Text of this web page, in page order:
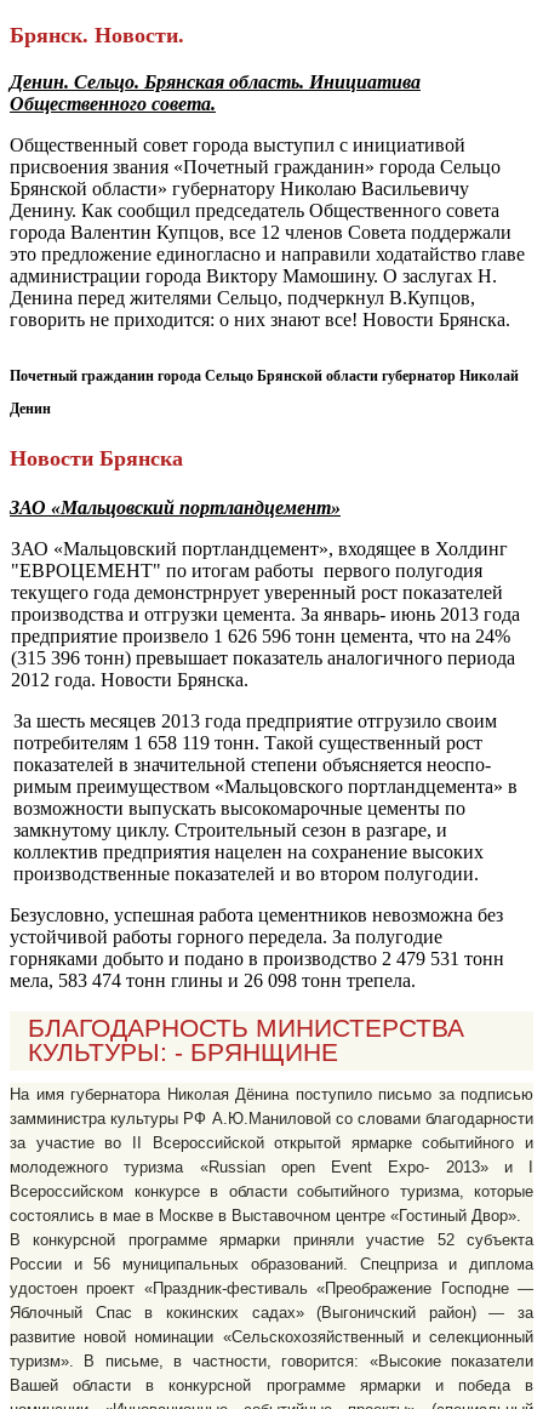
Брянск. Новости.
Денин. Сельцо. Брянская область. Инициатива
Общественного совета.
Общественный совет города выступил с инициативой
присвоения звания «Почетный гражданин» города Сельцо
Брянской области» губернатору Николаю Васильевичу
Денину. Как сообщил председатель Общественного совета
города Валентин Купцов, все 12 членов Совета поддержали
это предложение единогласно и направили ходатайство главе
администрации города Виктору Мамошину. О заслугах Н.
Денина перед жителями Сельцо, подчеркнул В.Купцов,
говорить не приходится: о них знают все! Новости Брянска.
Почетный гражданин города Сельцо Брянской области губернатор Николай
Денин
Новости Брянска
ЗАО «Мальцовский порт­ландцемент»
ЗАО «Мальцовский порт­ландцемент», входящее в Хол­динг
"ЕВРОЦЕМЕНТ" по итогам работы первого полугодия
текущего года демонстрнрует уверенный рост показателей
производства и отгрузки цемента. За январь- июнь 2013 года
предприятие произвело 1 626 596 тонн це­мента, что на 24%
(315 396 тонн) превышает показатель аналогичного периода
2012 года. Новости Брянска.
За шесть месяцев 2013 года предприятие отгрузило своим
потребителям 1 658 119 тонн. Такой существенный рост
показателей в значительной степени объясняется неоспо­
римым преимуществом «Мальцовского портландцемента» в
возможности выпускать высоко­марочные цементы по
замкнуто­му циклу. Строительный сезон в разгаре, и
коллектив пред­приятия нацелен на сохране­ние высоких
производственные показателей и во втором полу­годии.
Безусловно, успешная рабо­та цементников невозможна без
устойчивой работы горного пе­редела. За полугодие
горняками добыто и подано в производство 2 479 531 тонн
мела, 583 474 тонн глины и 26 098 тонн трепела.
БЛАГОДАРНОСТЬ МИНИСТЕРСТВА
КУЛЬТУРЫ: - БРЯНЩИНЕ
На имя губернатора Николая Дёнина поступило письмо за подписью
замминистра культуры РФ А.Ю.Маниловой со словами благодарности
за участие во II Всероссийской открытой ярмарке событийного и
молодежного туризма «Russian open Event Expo- 2013» и I
Всероссийском конкурсе в области событийного туризма, которые
состоялись в мае в Москве в Выставочном центре «Гостиный Двор».
В конкурсной программе ярмарки приняли участие 52 субъекта
России и 56 муниципальных образований. Спецприза и диплома
удостоен проект «Праздник-фестиваль «Преображение Господне —
Яблочный Спас в кокинских садах» (Выгоничский район) — за
развитие новой номинации «Сельскохозяйственный и селекционный
туризм». В письме, в частности, говорится: «Высокие показатели
Вашей области в конкурсной программе ярмарки и победа в